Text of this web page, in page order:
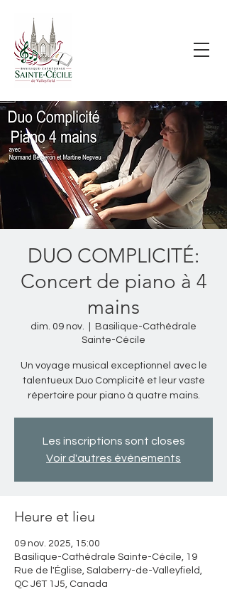
DUO COMPLICITÉ:
Concert de piano à 4
mains
dim. 09 nov.
Basilique-Cathédrale
Sainte-Cécile
Un voyage musical exceptionnel avec le
talentueux Duo Complicité et leur vaste
répertoire pour piano à quatre mains.
Les inscriptions sont closes
Voir d'autres événements
Heure et lieu
09 nov. 2025, 15:00
Basilique-Cathédrale Sainte-Cécile, 19
Rue de l'Église, Salaberry-de-Valleyfield,
QC J6T 1J5, Canada